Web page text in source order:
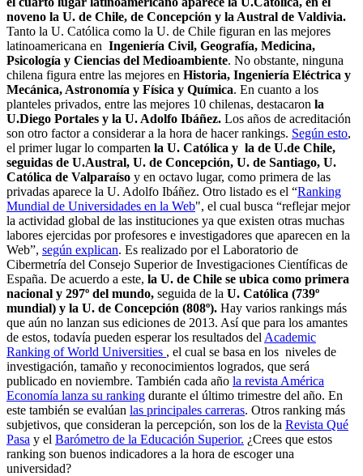
noveno la U. de Chile, de Concepción y la Austral de Valdivia.
Tanto la U. Católica como la U. de Chile figuran en las mejores
latinoamericana en Ingeniería Civil, Geografía, Medicina,
Psicología y Ciencias del Medioambiente. No obstante, ninguna
chilena figura entre las mejores en Historia, Ingeniería Eléctrica y
Mecánica, Astronomía y Física y Química. En cuanto a los
planteles privados, entre las mejores 10 chilenas, destacaron la
U.Diego Portales y la U. Adolfo Ibáñez. Los años de acreditación
son otro factor a considerar a la hora de hacer rankings. Según esto,
el primer lugar lo comparten la U. Católica y la de U.de Chile,
seguidas de U.Austral, U. de Concepción, U. de Santiago, U.
Católica de Valparaíso y en octavo lugar, como primera de las
privadas aparece la U. Adolfo Ibáñez. Otro listado es el “Ranking
Mundial de Universidades en la Web", el cual busca “reflejar mejor
la actividad global de las instituciones ya que existen otras muchas
labores ejercidas por profesores e investigadores que aparecen en la
Web”, según explican. Es realizado por el Laboratorio de
Cibermetría del Consejo Superior de Investigaciones Científicas de
España. De acuerdo a este, la U. de Chile se ubica como primera
nacional y 297º del mundo, seguida de la U. Católica (739º
mundial) y la U. de Concepción (808º). Hay varios rankings más
que aún no lanzan sus ediciones de 2013. Así que para los amantes
de estos, todavía pueden esperar los resultados del Academic
Ranking of World Universities , el cual se basa en los niveles de
investigación, tamaño y reconocimientos logrados, que será
publicado en noviembre. También cada año la revista América
Economía lanza su ranking durante el último trimestre del año. En
este también se evalúan las principales carreras. Otros ranking más
subjetivos, que consideran la percepción, son los de la Revista Qué
Pasa y el Barómetro de la Educación Superior. ¿Crees que estos
ranking son buenos indicadores a la hora de escoger una
universidad?